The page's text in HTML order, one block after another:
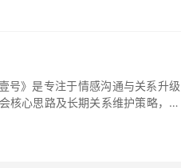
号》是专注于情感沟通与关系升级
核心思路及长期关系维护策略，通